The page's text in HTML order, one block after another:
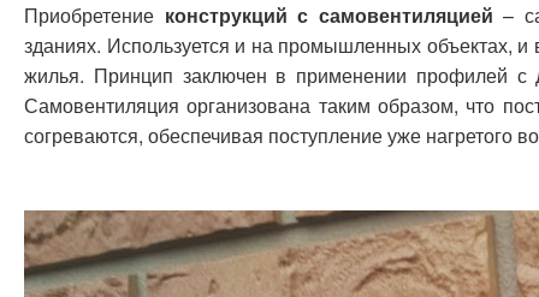
Приобретение конструкций с самовентиляцией –
зданиях. Используется и на промышленных объектах,
жилья. Принцип заключен в применении профилей
Самовентиляция организована таким образом, что
согреваются, обеспечивая поступление уже нагретого